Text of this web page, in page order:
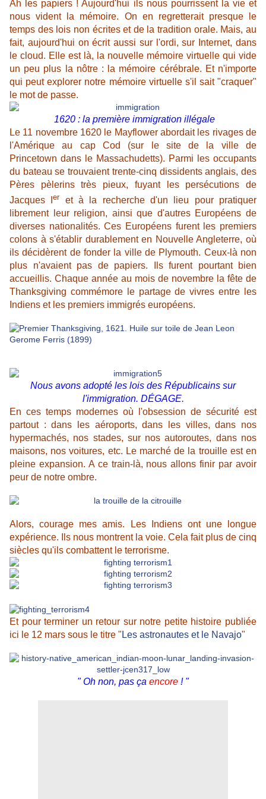
Ah les papiers ! Aujourd'hui ils nous pourrissent la vie et
nous vident la mémoire. On en regretterait presque le
temps des lois non écrites et de la tradition orale. Mais, au
fait, aujourd'hui on écrit aussi sur l'ordi, sur Internet, dans
le cloud. Elle est là, la nouvelle mémoire virtuelle qui vide
un peu plus la nôtre : la mémoire cérébrale. Et n'importe
qui peut explorer notre mémoire virtuelle s'il sait "craquer"
le mot de passe.
1620 : la première immigration illégale
Le 11 novembre 1620 le Mayflower abordait les rivages de
l'Amérique au cap Cod (sur le site de la ville de
Princetown dans le Massachudetts). Parmi les occupants
du bateau se trouvaient trente-cinq dissidents anglais, des
Pères pèlerins très pieux, fuyant les persécutions de
Jacques Ier et à la recherche d'un lieu pour pratiquer
librement leur religion, ainsi que d'autres Européens de
diverses nationalités. Ces Européens furent les premiers
colons à s'établir durablement en Nouvelle Angleterre, où
ils décidèrent de fonder la ville de Plymouth. Ceux-là non
plus n'avaient pas de papiers. Ils furent pourtant bien
accueillis. Chaque année au mois de novembre la fête de
Thanksgiving commémore le partage de vivres entre les
Indiens et les premiers immigrés européens.
Nous avons adopté les lois des Républicains sur
l'immigration. DÉGAGE.
En ces temps modernes où l'obsession de sécurité est
partout : dans les aéroports, dans les villes, dans nos
hypermachés, nos stades, sur nos autoroutes, dans nos
maisons, nos voitures, etc. Le marché de la trouille est en
pleine expansion. A ce train-là, nous allons finir par avoir
peur de notre ombre.
Alors, courage mes amis. Les Indiens ont une longue
expérience. Ils nous montrent la voie. Cela fait plus de cinq
siècles qu'ils combattent le terrorisme.
Et pour terminer un retour sur notre petite histoire publiée
ici le 12 mars sous le titre " Les astronautes et le Navajo"
" Oh non, pas ça encore ! "